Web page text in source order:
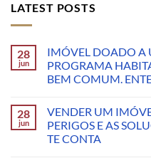
LATEST POSTS
28
jun
IMÓVEL DOADO A
PROGRAMA
BEM COMUM.
28
jun
VENDER UM
PERIGOS E AS
TE CONTA